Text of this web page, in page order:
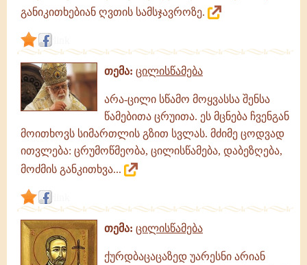
განიკითხებიან ღვთის სამსჯავროზე.
თემა: ცილისწამება
არა-ცილი სწამო მოყვასსა შენსა
წამებითა ცრუითა. ეს მცნება ჩვენგან
მოითხოვს სიმართლის გზით სვლას. მძიმე ცოდვად
ითვლება: ცრუმოწმეობა, ცილისწამება, დაბეზღება,
მოძმის განკითხვა...
თემა: ცილისწამება
ქურდბაცაცაზედ უარესნი არიან